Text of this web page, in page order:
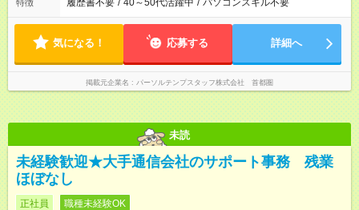
特徴 履歴書不要 / 40～50代活躍中 / パソコンスキル不要
気になる！ 応募する 詳細へ
掲載元企業名 パーソルテンプスタッフ株式会社 首都圏
未読
未経験歓迎★大手通信会社のサポート事務 残業
ほぼなし
正社員 職種未経験OK